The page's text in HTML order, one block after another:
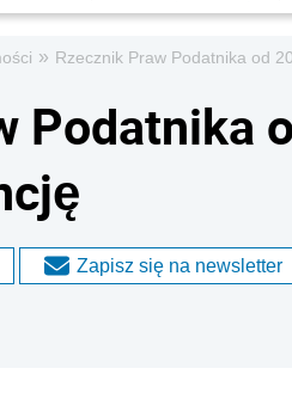
» Rzecznik Praw Podatnika od
Podatnika
Zapisz się na newsletter